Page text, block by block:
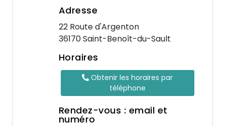
Adresse
22 Route d'Argenton
36170 Saint-Benoît-du-Sault
Horaires
Obtenir les horaires par
téléphone
Rendez-vous : email et
numéro